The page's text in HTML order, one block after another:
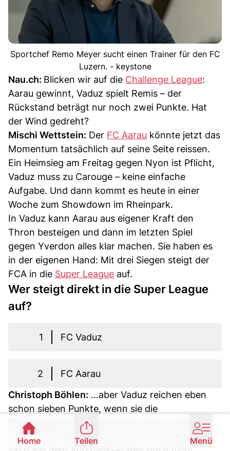
Sportchef Remo Meyer sucht einen Trainer für den FC
Luzern. - keystone
Nau.ch: Blicken wir auf die Challenge League:
Aarau gewinnt, Vaduz spielt Remis – der
Rückstand beträgt nur noch zwei Punkte. Hat
der Wind gedreht?
Mischi Wettstein: Der FC Aarau könnte jetzt das
Momentum tatsächlich auf seine Seite reissen.
Ein Heimsieg am Freitag gegen Nyon ist Pflicht,
Vaduz muss zu Carouge – keine einfache
Aufgabe. Und dann kommt es heute in einer
Woche zum Showdown im Rheinpark.
In Vaduz kann Aarau aus eigener Kraft den
Thron besteigen und dann im letzten Spiel
gegen Yverdon alles klar machen. Sie haben es
in der eigenen Hand: Mit drei Siegen steigt der
FCA in die Super League auf.
Wer steigt direkt in die Super League
auf?
1 FC Vaduz
2
FC Aarau
Christoph Böhlen: ...aber Vaduz reichen eben
schon sieben Punkte, wenn sie die
Direktbegegnung gegen Aarau nicht verlieren.
Ich drücke zwar den Aarauern die Daumen, aber
Home Teilen Menü